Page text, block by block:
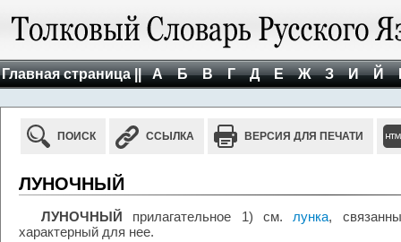
Главная страница || А Б В Г Д Е Ж З И Й
ПОИСК ССЫЛКА ВЕРСИЯ ДЛЯ ПЕЧАТИ
ЛУНОЧНЫЙ
ЛУНОЧНЫЙ прилагательное 1) см. лунка,
характерный для нее.